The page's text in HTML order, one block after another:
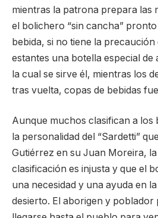
mientras la patrona prepara las
el bolichero “sin cancha”
bebida, si no tiene la precaución
estantes una botella especial de
la cual se sirve él, mientras los
tras vuelta, copas de bebidas
Aunque muchos clasifican a los
la personalidad del “Sardetti”
Gutiérrez en su Juan Moreira,
clasificación es injusta y que el
una necesidad y una ayuda en
desierto. El aborigen y poblador